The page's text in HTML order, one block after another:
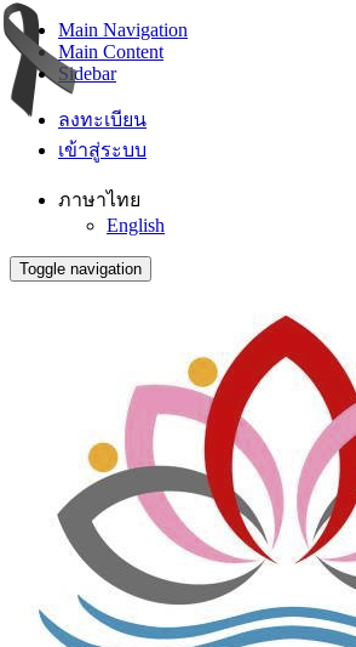
Main Navigation
Main Content
Sidebar
ลงทะเบียน
เข้าสู่ระบบ
ภาษาไทย
English
Toggle navigation